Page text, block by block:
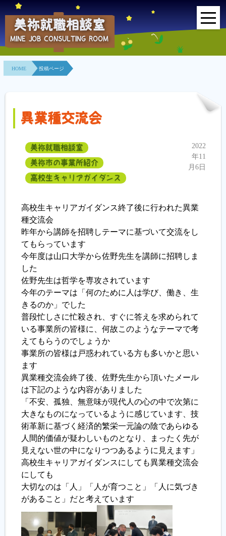
HOME
事業所紹介
相談室とは？
利用者の声
地域連携事業
各種セミナー
履歴書ジェネレーター
美祢就職相談室
MINE JOB CONSULTING ROOM
HOME 投稿ページ
異業種交流会
美祢就職相談室
美祢市の事業所紹介
高校生キャリアガイダンス
2022
年11
月6日
高校生キャリアガイダンス終了後に行われた異業
種交流会
昨年から講師を招聘しテーマに基づいて交流をし
てもらっています
今年度は山口大学から佐野先生を講師に招聘しま
した
佐野先生は哲学を専攻されています
今年のテーマは「何のために人は学び、働き、生
きるのか」でした
普段忙しさに忙殺され、すぐに答えを求められて
いる事業所の皆様に、何故このようなテーマで考
えてもらうのでしょうか
事業所の皆様は戸惑われている方も多いかと思い
ます
異業種交流会終了後、佐野先生から頂いたメール
は下記のような内容がありました
「不安、孤独、無意味が現代人の心の中で次第に
大きなものになっているように感じています、技
術革新に基づく経済的繁栄一元論の陰であらゆる
人間的価値が疑わしいものとなり、まったく先が
見えない世の中になりつつあるように見えます」
高校生キャリアガイダンスにしても異業種交流会
にしても
大切なのは「人」「人が育つこと」「人に気づき
があること」だと考えています